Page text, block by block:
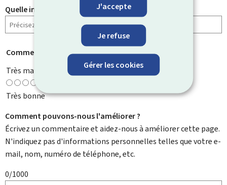
J'accepte
Je refuse
Gérer les cookies
Quelle information cherchiez-vous ?
Comment évaluez-vous cette page ? *
Très mauvaise
Très bonne
Comment pouvons-nous l'améliorer ?
Écrivez un commentaire et aidez-nous à améliorer cette page.
N'indiquez pas d'informations personnelles telles que votre e-
mail, nom, numéro de téléphone, etc.
0/1000